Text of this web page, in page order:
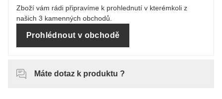
Zboží vám rádi připravíme k prohlednutí v kterémkoli z
našich 3 kamenných obchodů.
Prohlédnout v obchodě
Máte dotaz k produktu ?